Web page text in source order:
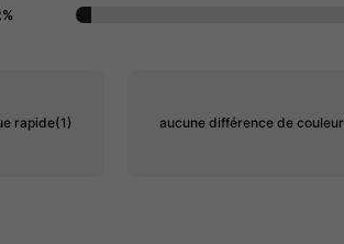
rapide(1) aucune différence de couleur